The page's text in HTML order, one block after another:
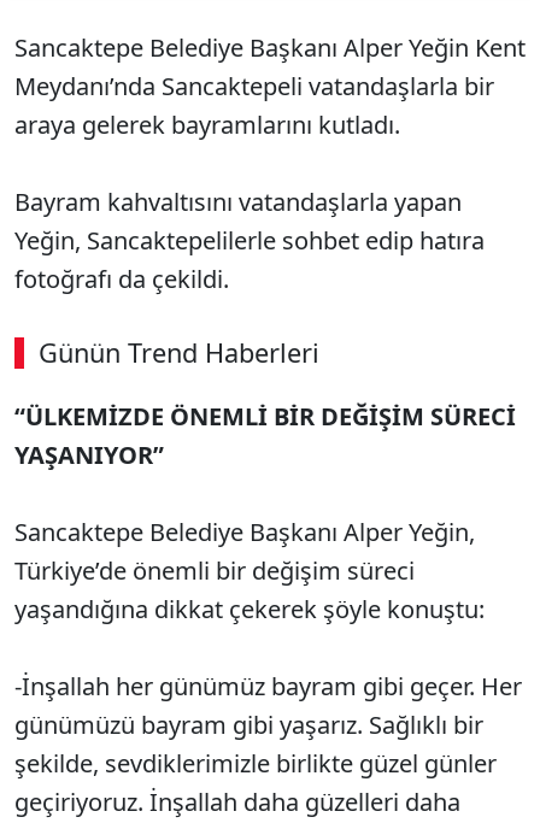
Sancaktepe Belediye Başkanı Alper Yeğin Kent
Meydanı’nda Sancaktepeli vatandaşlarla bir
araya gelerek bayramlarını kutladı.
Bayram kahvaltısını vatandaşlarla yapan
Yeğin, Sancaktepelilerle sohbet edip hatıra
fotoğrafı da çekildi.
Günün Trend Haberleri
“ÜLKEMİZDE ÖNEMLİ BİR DEĞİŞİM SÜRECİ
YAŞANIYOR”
Sancaktepe Belediye Başkanı Alper Yeğin,
Türkiye’de önemli bir değişim süreci
yaşandığına dikkat çekerek şöyle konuştu:
-İnşallah her günümüz bayram gibi geçer. Her
günümüzü bayram gibi yaşarız. Sağlıklı bir
şekilde, sevdiklerimizle birlikte güzel günler
geçiriyoruz. İnşallah daha güzelleri daha